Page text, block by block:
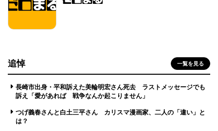
追悼 一覧を見る
長崎市出身・平和訴えた美輪明宏さん死去 ラストメッセージでも
訴え「愛があれば 戦争なんか起こりません」
つげ義春さんと白土三平さん カリスマ漫画家、二人の「違い」と
は？